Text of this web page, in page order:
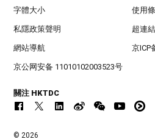
字體大小 使用
私隱政策聲明 超連
網站導航 京ICP
京公网安备 11010102003523号
關注 HKTDC
© 2026